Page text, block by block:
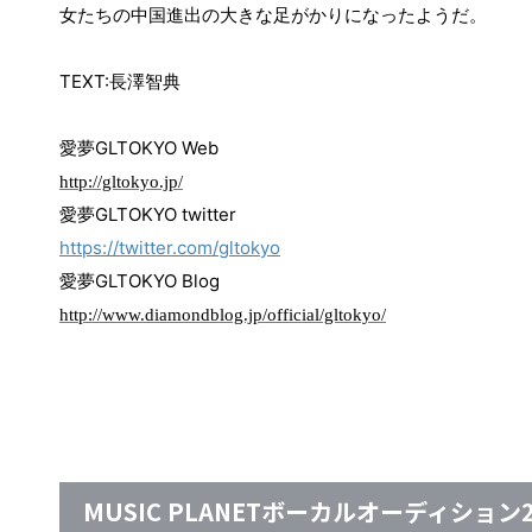
女たちの中国進出の大きな足がかりになったようだ。
TEXT:長澤智典
愛夢GLTOKYO Web
http://gltokyo.jp/
愛夢GLTOKYO twitter
https://twitter.com/gltokyo
愛夢GLTOKYO Blog
http://www.diamondblog.jp/official/gltokyo/
MUSIC PLANETボーカルオーディショ